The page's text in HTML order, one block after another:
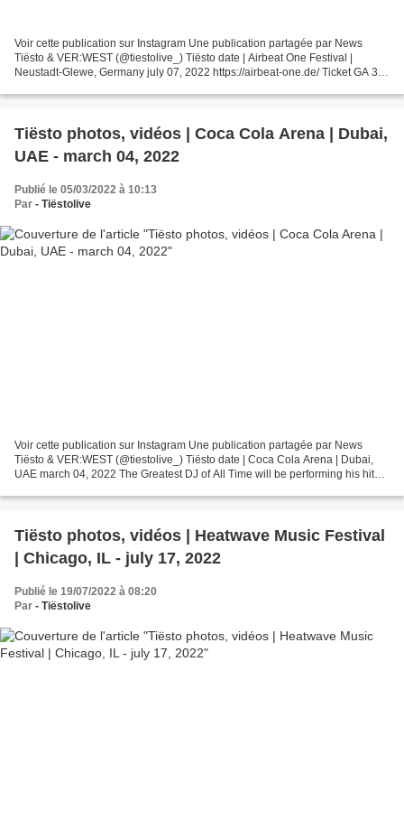
Voir cette publication sur Instagram Une publication partagée par News
Tiësto & VER:WEST (@tiestolive_) Tiësto date | Airbeat One Festival |
Neustadt-Glewe, Germany july 07, 2022 https://airbeat-one.de/ Ticket GA 3
Tiësto photos, vidéos | Coca Cola Arena | Dubai,
UAE - march 04, 2022
Publié le 05/03/2022 à 10:13
Par - Tiëstolive
Voir cette publication sur Instagram Une publication partagée par News
Tiësto & VER:WEST (@tiestolive_) Tiësto date | Coca Cola Arena | Dubai,
UAE march 04, 2022 The Greatest DJ of All Time will be performing his hits
Tiësto photos, vidéos | Heatwave Music Festival
| Chicago, IL - july 17, 2022
Publié le 19/07/2022 à 08:20
Par - Tiëstolive